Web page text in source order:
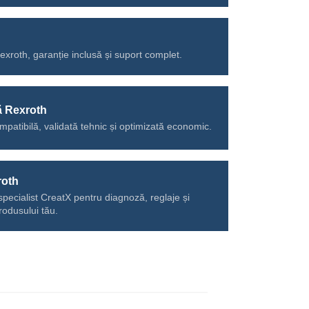
garanție inclusă și suport complet.
Rexroth
validată tehnic și optimizată economic.
CreatX pentru diagnoză, reglaje și
tău.